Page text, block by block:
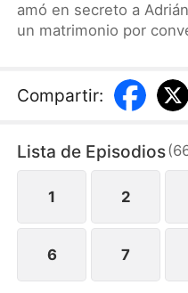
amó en secreto a
un matrimonio por
última noche juntos,
pensamientos de su
Compartir:
Lista de Episodios(
1 2
6 7